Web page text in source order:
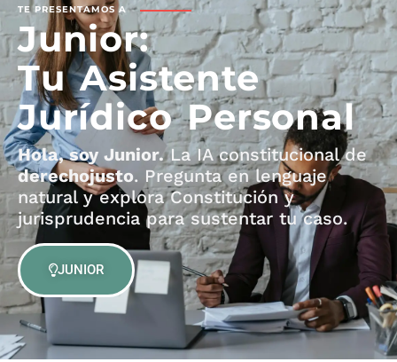
TE PRESENTAMOS A
Junior:
Tu Asistente
Jurídico Personal
Hola, soy Junior.La IA constitucional de
derechojusto. Pregunta en lenguaje
natural y explora Constitución y
jurisprudencia para sustentar tu caso.
JUNIOR